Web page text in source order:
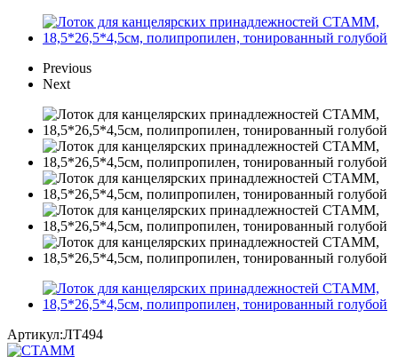
Previous
Next
Артикул:ЛТ494